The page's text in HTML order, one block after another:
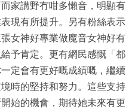
家講野冇咁多懶音，明顯有
現有所提升。另有粉絲表示
女神好專業做魔音女神好有
予肯定。更有網民感慨「都
定會有更好嘅成績嘅，繼續
時的堅持和努力。這些支持
始的機會，期待她未來有更